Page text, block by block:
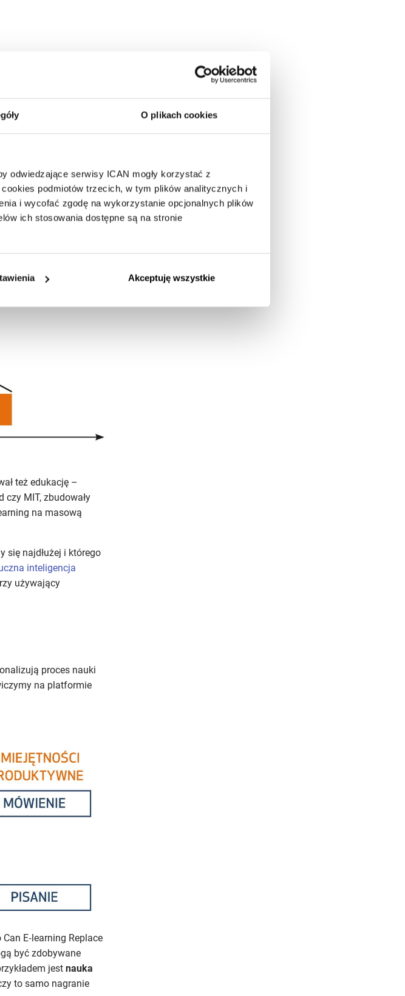
O plikach cookies
odwiedzające serwisy ICAN mogły korzystać z
podmiotów trzecich, w tym plików analitycznych i
i wycofać zgodę na wykorzystanie opcjonalnych plików
ich stosowania dostępne są na stronie
Akceptuję wszystkie
też edukację –
czy MIT, zbudowały
na masową
się najdłużej i którego
inteligencja
używający
proces nauki
na platformie
E‑learning Replace
być zdobywane
jest nauka
to samo nagranie